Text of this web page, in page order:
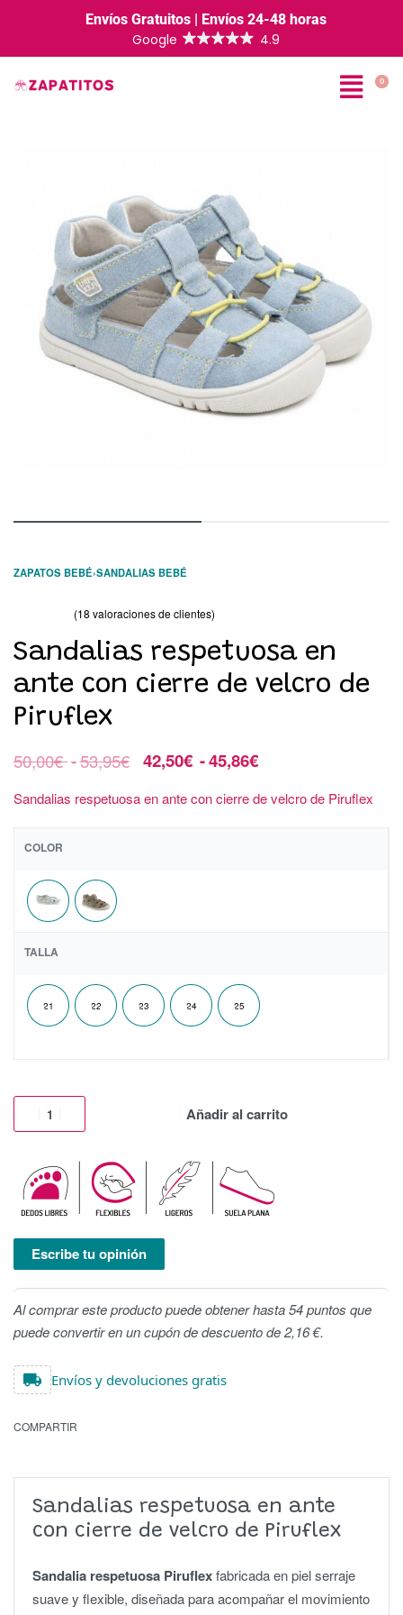
Envíos Gratuitos | Envíos 24-48 horas
0
ZAPATOS BEBÉ›SANDALIAS BEBÉ
(18 valoraciones de clientes)
Sandalias respetuosa en
ante con cierre de velcro de
Piruflex
50,00€ 53,95€ 42,50€ 45,86€
Sandalias respetuosa en ante con cierre de velcro de Piruflex
COLOR
TALLA
21 22 23 24 25
Añadir al carrito
Escribe tu opinión
Al comprar este producto puede obtener hasta 54 puntos que
puede convertir en un cupón de descuento de 2,16 €.
Envíos y devoluciones gratis
COMPARTIR
Sandalias respetuosa en ante
con cierre de velcro de Piruflex
Sandalia respetuosa Piruflexfabricada en piel serraje
suave y flexible, diseñada para acompañar el movimiento